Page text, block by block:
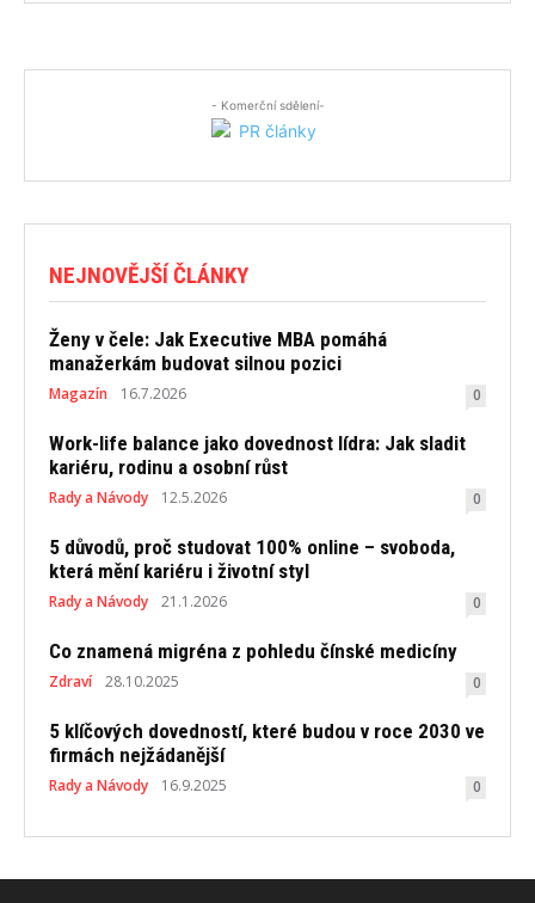
- Komerční sdělení-
NEJNOVĚJŠÍ ČLÁNKY
Ženy v čele: Jak Executive MBA pomáhá
manažerkám budovat silnou pozici
Magazín 16.7.2026 0
Work-life balance jako dovednost lídra: Jak sladit
kariéru, rodinu a osobní růst
Rady a Návody 12.5.2026 0
5 důvodů, proč studovat 100% online – svoboda,
která mění kariéru i životní styl
Rady a Návody 21.1.2026 0
Co znamená migréna z pohledu čínské medicíny
Zdraví 28.10.2025 0
5 klíčových dovedností, které budou v roce 2030 ve
firmách nejžádanější
Rady a Návody 16.9.2025 0